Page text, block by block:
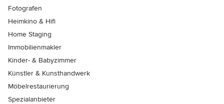
Fotografen
Heimkino & Hifi
Home Staging
Immobilienmakler
Kinder- & Babyzimmer
Künstler & Kunsthandwerk
Möbelrestaurierung
Spezialanbieter